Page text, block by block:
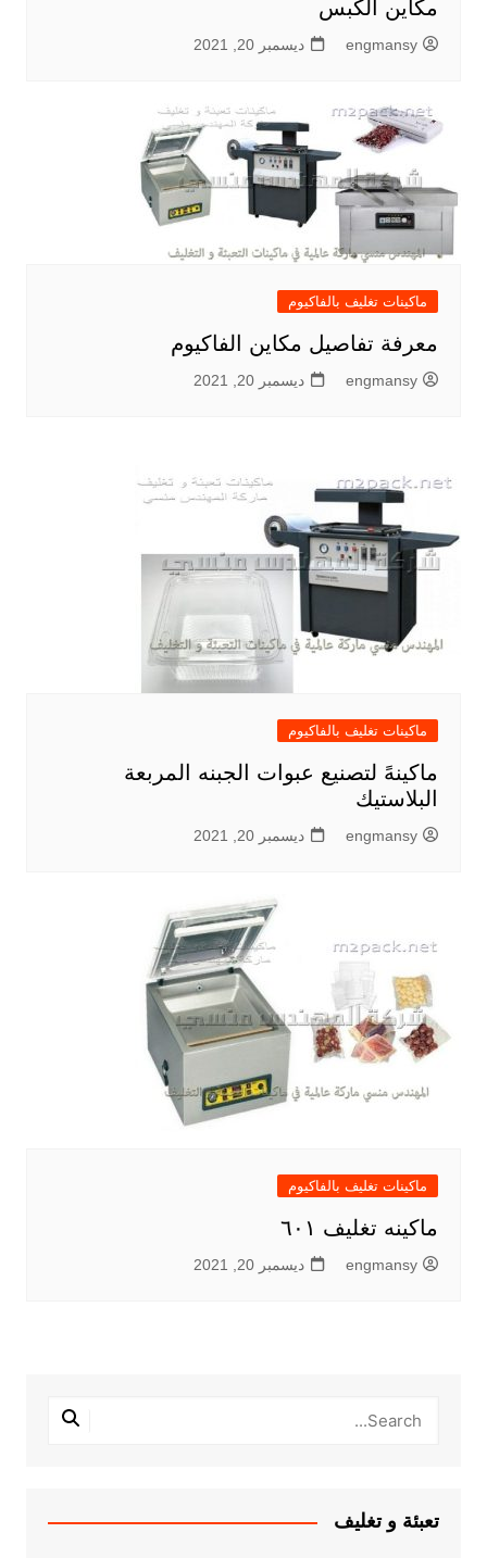
مكاين الكبس
engmansy ديسمبر 20, 2021
ماكينات تغليف بالفاكيوم
معرفة تفاصيل مكاين الفاكيوم
engmansy ديسمبر 20, 2021
ماكينات تغليف بالفاكيوم
ماكينهً لتصنيع عبوات الجبنه المربعة
البلاستيك
engmansy ديسمبر 20, 2021
ماكينات تغليف بالفاكيوم
ماكينه تغليف ٦٠١
engmansy ديسمبر 20, 2021
تعبئة و تغليف